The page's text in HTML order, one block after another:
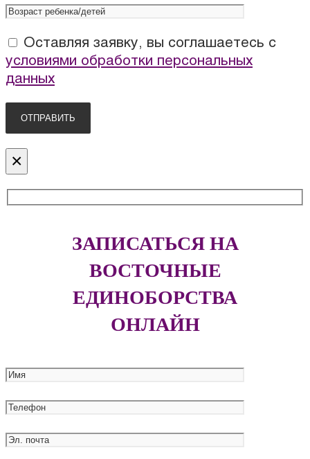
Оставляя заявку, вы соглашаетесь с
условиями обработки персональных
данных
×
ЗАПИСАТЬСЯ НА
ВОСТОЧНЫЕ
ЕДИНОБОРСТВА
ОНЛАЙН